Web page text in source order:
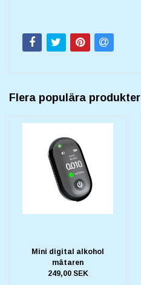
Flera populära produkter
Mini digital alkohol
mätaren
249,00 SEK